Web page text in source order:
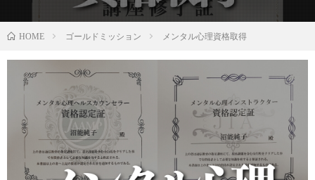
HOME ゴールドミッション メンタル心理資格取得